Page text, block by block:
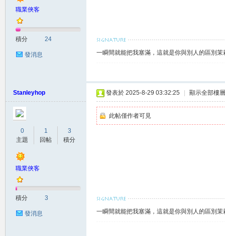
職業俠客
積分 24
發消息 一瞬間就能把我塞滿，這就是你與別人的區別茉
Stanleyhop
0
主題
1
回帖
3
積分
職業俠客
積分 3
發消息
發表於 2025-8-29 03:32:25 顯示全部樓層
此帖僅作者可見
一瞬間就能把我塞滿，這就是你與別人的區別茉